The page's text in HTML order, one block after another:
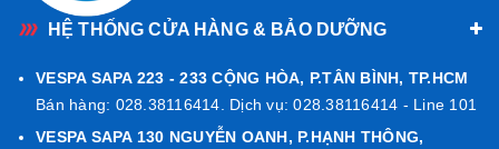
HỆ THỐNG CỬA HÀNG & BẢO DƯỠNG
VESPA SAPA 223 - 233 CỘNG HÒA, P.TÂN BÌNH, TP.HCM
Bán hàng: 028.38116414. Dịch vụ: 028.38116414 - Line 101
VESPA SAPA 130 NGUYỄN OANH, P.HẠNH THÔNG,